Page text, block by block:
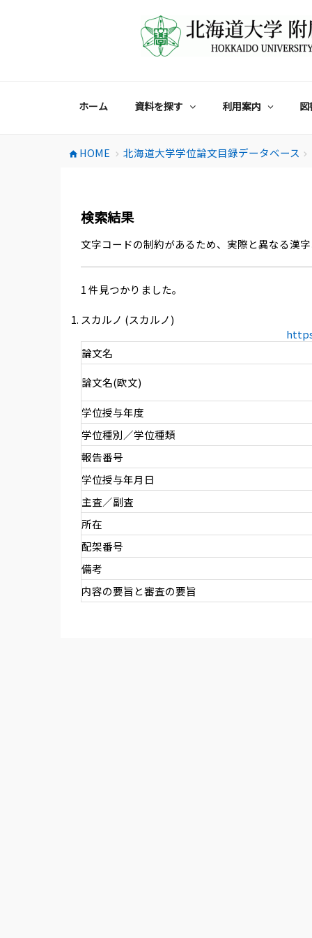
ホーム 資料を探す 利用案内
home HOME chevron_right 北海道大学学位論文目録データベース chevron_right
検索結果
文字コードの制約があるため、実際と異なる漢
1 件見つかりました。
スカルノ (スカルノ)
論文名
論文名(欧文)
学位授与年度
学位種別／学位種類
報告番号
学位授与年月日
主査／副査
所在
配架番号
備考
内容の要旨と審査の要旨